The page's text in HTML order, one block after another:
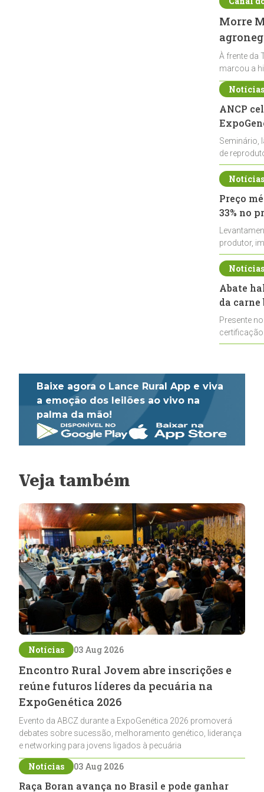
Morre
À frente da
marcou a
ANCP
Seminário,
de
durante a
Preço
33% no
produtor,
de leite cru
Abate
da
Presente
Baixe agora o Lance Rural App e viva
a emoção dos leilões ao vivo na
palma da mão!
Veja também
Notícias 03 Aug 2026
Encontro Rural Jovem abre inscrições e
reúne futuros líderes da pecuária na
ExpoGenética 2026
Evento da ABCZ durante a ExpoGenética 2026 promoverá
debates sobre sucessão, melhoramento genético, liderança
e networking para jovens ligados à pecuária
Notícias 03 Aug 2026
Raça Boran avança no Brasil e pode ganhar